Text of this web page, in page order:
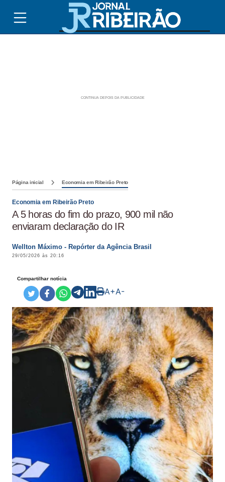
Página inicial Economia em Ribeirão Preto
Economia em Ribeirão Preto
A 5 horas do fim do prazo, 900 mil não
enviaram declaração do IR
Wellton Máximo - Repórter da Agência Brasil
29/05/2026 às 20:16
Compartilhar notícia
A+A-